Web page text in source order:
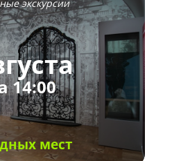
экскурсии
14:00
мест